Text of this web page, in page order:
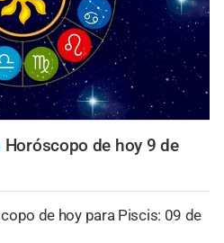
Horóscopo de hoy 9 de
de hoy para Piscis: 09 de